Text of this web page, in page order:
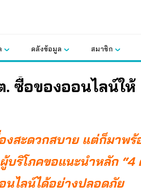
คลังข้อมูล สมาชิก
ซื้อของออนไลน์ให้
งสะดวกสบาย แต่ก็มาพร้
บริโภคขอแนะนำหลัก “4
ไลน์ได้อย่างปลอดภัย